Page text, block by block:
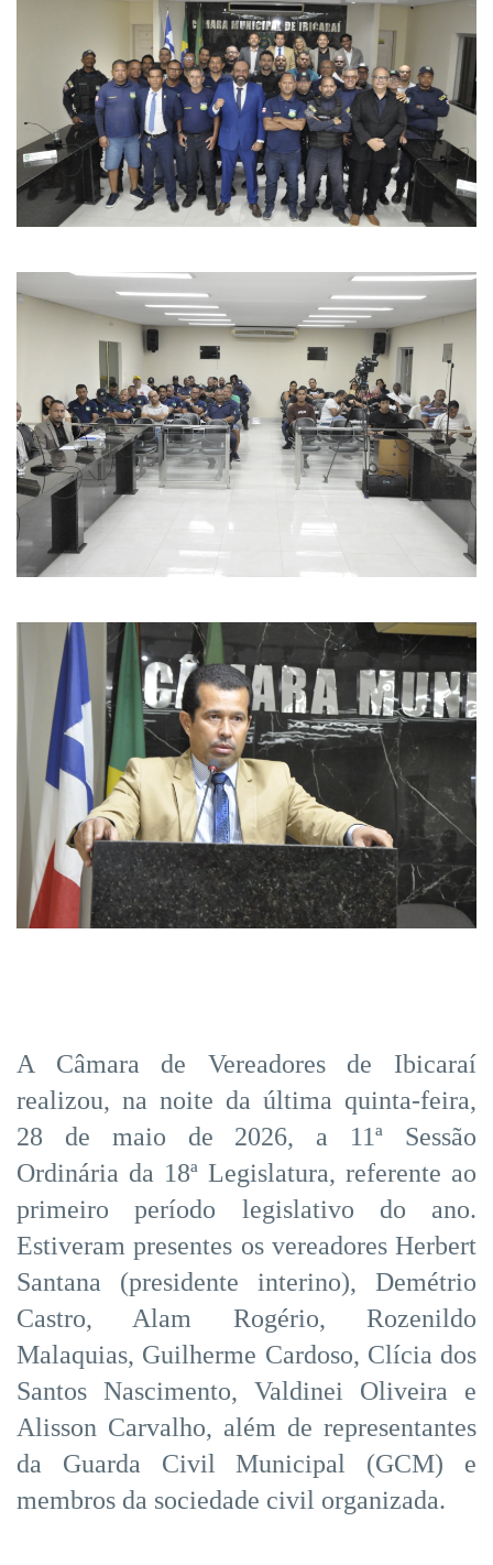
A Câmara de Vereadores de Ibicaraí
realizou, na noite da última quinta-feira,
28 de maio de 2026, a 11ª Sessão
Ordinária da 18ª Legislatura, referente ao
primeiro período legislativo do ano.
Estiveram presentes os vereadores Herbert
Santana (presidente interino), Demétrio
Castro, Alam Rogério, Rozenildo
Malaquias, Guilherme Cardoso, Clícia dos
Santos Nascimento, Valdinei Oliveira e
Alisson Carvalho, além de representantes
da Guarda Civil Municipal (GCM) e
membros da sociedade civil organizada.